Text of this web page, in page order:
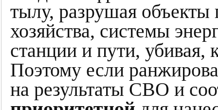
тылу, разрушая
хозяйства, системы
станции и пути,
Поэтому если
на результаты СВО и